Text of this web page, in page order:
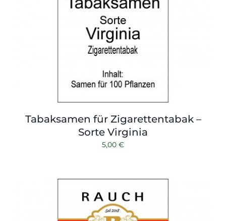
Tabaksamen für Zigarettentabak –
Sorte Virginia
5,00 €